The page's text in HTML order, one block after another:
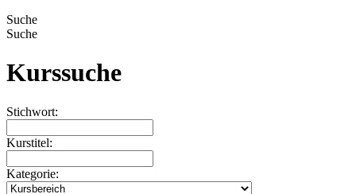
Suche
Suche
Kurssuche
Stichwort:
Kurstitel:
Kategorie: